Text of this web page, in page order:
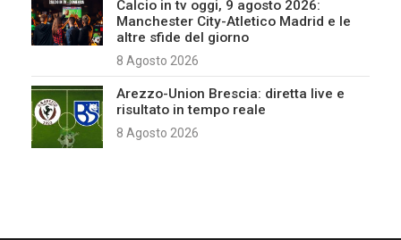
Calcio in tv oggi, 9 agosto 2026:
Manchester City-Atletico Madrid e le
altre sfide del giorno
8 Agosto 2026
Arezzo-Union Brescia: diretta live e
risultato in tempo reale
8 Agosto 2026